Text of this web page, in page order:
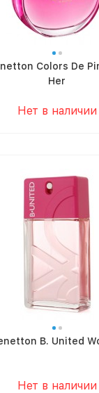
Colors De
Her
Нет в наличии
B. United
Нет в наличии